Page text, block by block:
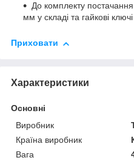
До комплекту
мм у складі та гайкові
Приховати
Характеристики
Основні
Виробник
Країна виробник
Вага